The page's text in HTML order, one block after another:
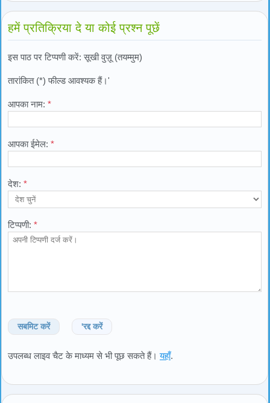
हमें प्रतिक्रिया दे या कोई प्रश्न पूछें
इस पाठ पर टिप्पणी करें: सूखी वुज़ू (तयम्मुम)
तारांकित (*) फील्ड आवश्यक हैं।'
आपका नाम: *
आपका ईमेल: *
देश: *
टिप्पणी: *
सबमिट करें 'रद्द करें
उपलब्ध लाइव चैट के माध्यम से भी पूछ सकते हैं।यहाँ.